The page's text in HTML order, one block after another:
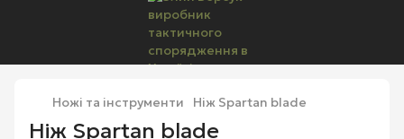
Ножі та інструменти Ніж Spartan blade
Ніж Spartan blade